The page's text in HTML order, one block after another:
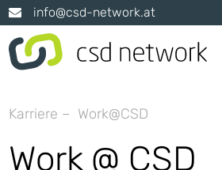
info@csd-network.at
Karriere – Work@CSD
Work @ CSD